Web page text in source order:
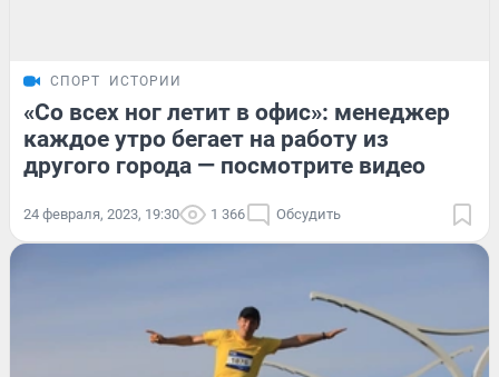
СПОРТ ИСТОРИИ
«Со всех ног летит в офис»: менеджер
каждое утро бегает на работу из
другого города — посмотрите видео
24 февраля, 2023, 19:30 1 366 Обсудить